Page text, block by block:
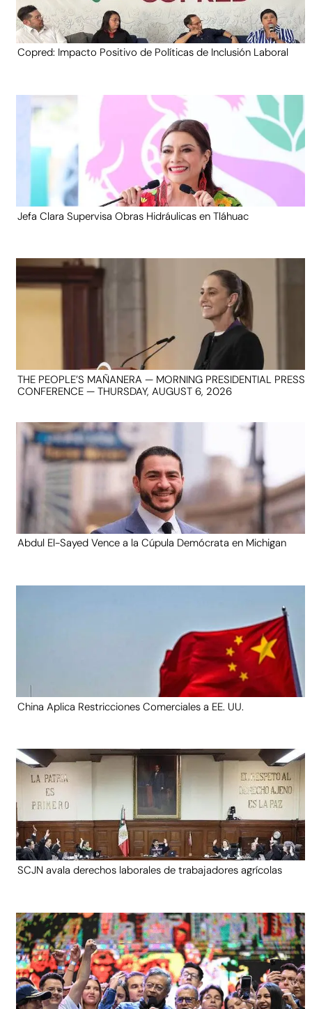
Copred: Impacto Positivo de Políticas de Inclusión Laboral
Jefa Clara Supervisa Obras Hidráulicas en Tláhuac
THE PEOPLE’S MAÑANERA — MORNING PRESIDENTIAL PRESS
CONFERENCE — THURSDAY, AUGUST 6, 2026
Abdul El-Sayed Vence a la Cúpula Demócrata en Michigan
China Aplica Restricciones Comerciales a EE. UU.
SCJN avala derechos laborales de trabajadores agrícolas